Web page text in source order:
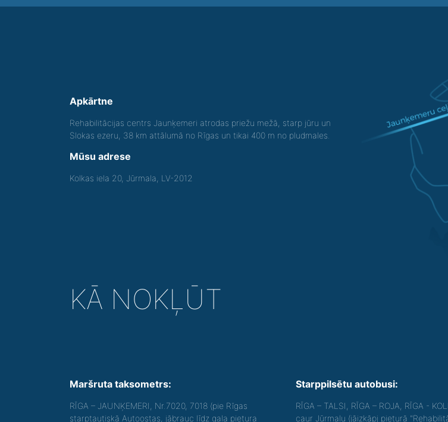
Apkārtne
Rehabilitācijas centrs Jaunķemeri atrodas priežu mežā, starp jūru un
Slokas ezeru, 38 km attālumā no Rīgas un tikai 400 m no pludmales.
Mūsu adrese
Kolkas iela 20, Jūrmala, LV-2012
KĀ NOKĻŪT
Maršruta taksometrs:
RĪGA – JAUNĶEMERI, Nr.7020, 7018 (pie Rīgas
starptautiskā Autoostas, jābrauc līdz gala pietura
Starppilsētu autobusi:
RĪGA – TALSI, RĪGA – ROJA, RĪGA -
caur Jūrmalu (jāizkāpj pieturā